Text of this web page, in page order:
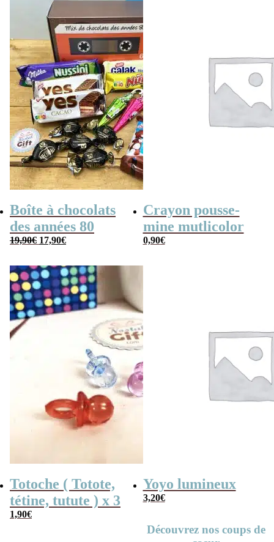
Boîte à chocolats
des années 80
19,90€ Le
était :
19,90€.
17,90€Le
est :
17,90€.
Crayon pousse-
mine mutlicolor
0,90€
Totoche ( Totote,
tétine, tutute ) x 3
1,90€
Yoyo lumineux
3,20€
Découvrez nos coups de